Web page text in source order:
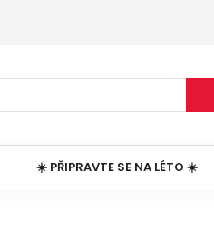
☀️ PŘIPRAVTE SE NA LÉTO ☀️